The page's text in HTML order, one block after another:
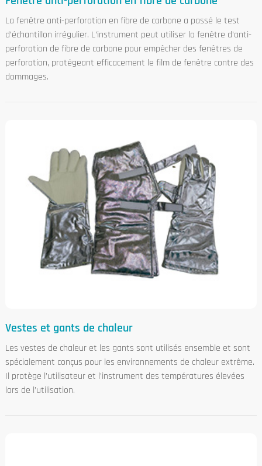
La fenêtre anti-perforation en fibre de carbone a passé le test
d’échantillon irrégulier. L’instrument peut utiliser la fenêtre d’anti-
perforation de fibre de carbone pour empêcher des fenêtres de
perforation, protégeant efficacement le film de fenêtre contre des
dommages.
Vestes et gants de chaleur
Les vestes de chaleur et les gants sont utilisés ensemble et sont
spécialement conçus pour les environnements de chaleur extrême.
Il protège l’utilisateur et l’instrument des températures élevées
lors de l’utilisation.